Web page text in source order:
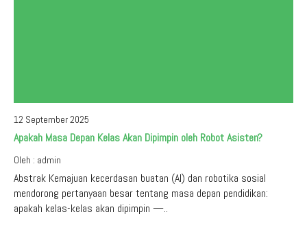
12 September 2025
Apakah Masa Depan Kelas Akan Dipimpin oleh Robot Asisten?
Oleh : admin
Abstrak Kemajuan kecerdasan buatan (AI) dan robotika sosial
mendorong pertanyaan besar tentang masa depan pendidikan:
apakah kelas-kelas akan dipimpin —..